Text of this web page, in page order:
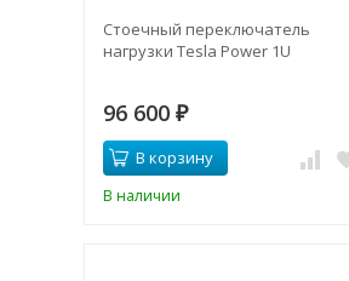
Стоечный переключатель
нагрузки Tesla Power 1U
96 600 ₽
В корзину
В наличии